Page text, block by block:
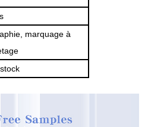
marquage à